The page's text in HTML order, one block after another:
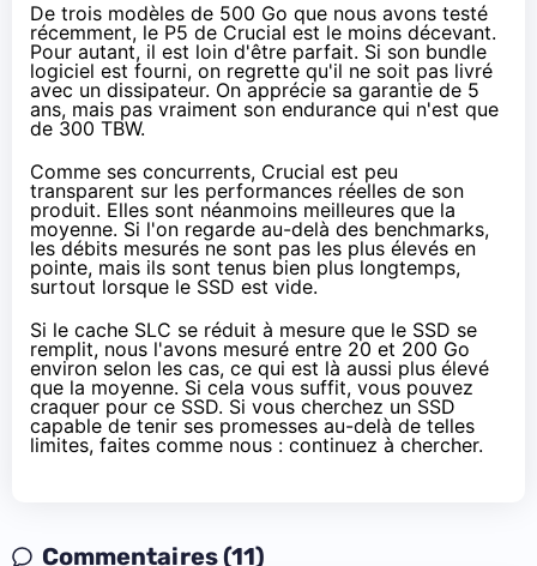
De trois modèles de 500 Go que nous avons testé
récemment, le P5 de Crucial est le moins décevant.
Pour autant, il est loin d'être parfait. Si son bundle
logiciel est fourni, on regrette qu'il ne soit pas livré
avec un dissipateur. On apprécie sa garantie de 5
ans, mais pas vraiment son endurance qui n'est que
de 300 TBW.
Comme ses concurrents, Crucial est peu
transparent sur les performances réelles de son
produit. Elles sont néanmoins meilleures que la
moyenne. Si l'on regarde au-delà des benchmarks,
les débits mesurés ne sont pas les plus élevés en
pointe, mais ils sont tenus bien plus longtemps,
surtout lorsque le SSD est vide.
Si le cache SLC se réduit à mesure que le SSD se
remplit, nous l'avons mesuré entre 20 et 200 Go
environ selon les cas, ce qui est là aussi plus élevé
que la moyenne. Si cela vous suffit, vous pouvez
craquer pour ce SSD. Si vous cherchez un SSD
capable de tenir ses promesses au-delà de telles
limites, faites comme nous : continuez à chercher.
Commentaires (11)